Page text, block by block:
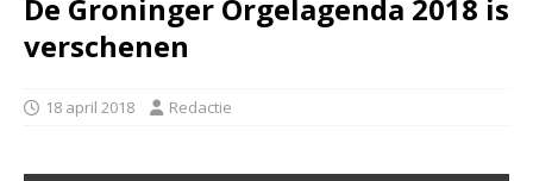
De Groninger Orgelagenda 2018 is
verschenen
18 april 2018 Redactie